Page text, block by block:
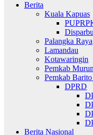
Berita
Kuala Kapuas
Palangka Raya
Lamandau
Kotawaringin
Pemkab
Pemkab
DPRD
Berita Nasional